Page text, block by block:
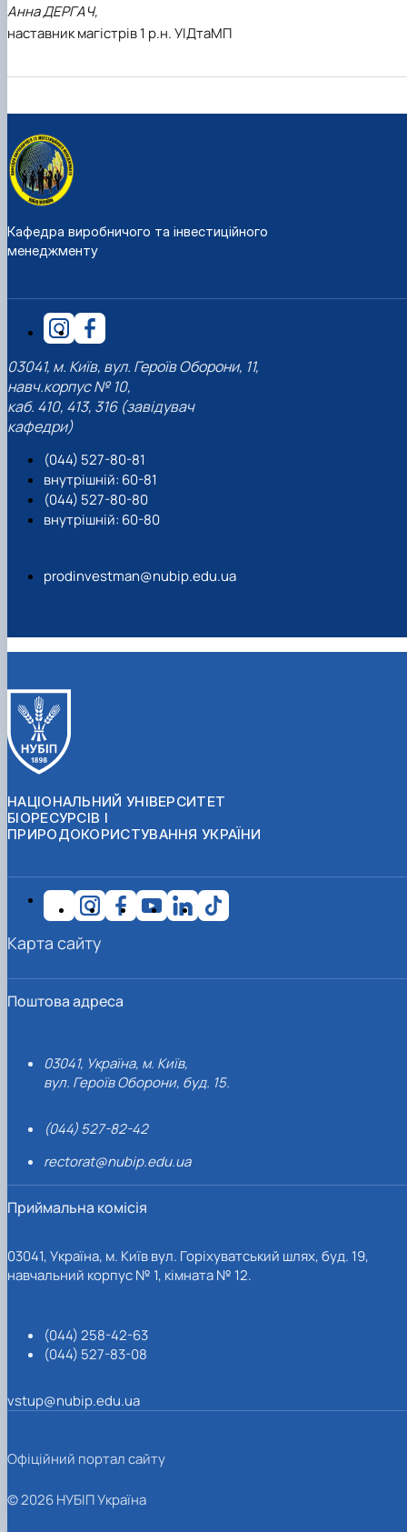
Анна ДЕРГАЧ,
наставник магістрів 1 р.н. УІДтаМП
Кафедра виробничого та інвестиційного
менеджменту
03041, м. Київ, вул. Героїв Оборони, 11,
навч.корпус № 10,
каб. 410, 413, 316 (завідувач
кафедри)
(044) 527-80-81
внутрішній: 60-81
(044) 527-80-80
внутрішній: 60-80
prodinvestman@nubip.edu.ua
НАЦІОНАЛЬНИЙ УНІВЕРСИТЕТ
БІОРЕСУРСІВ І
ПРИРОДОКОРИСТУВАННЯ УКРАЇНИ
Поштова адреса
03041, Україна, м. Київ,
вул. Героїв Оборони, буд. 15.
(044) 527-82-42
rectorat@nubip.edu.ua
Приймальна комісія
03041, Україна, м. Київ вул. Горіхуватський шлях, буд. 19,
навчальний корпус № 1, кімната № 12.
(044) 258-42-63
(044) 527-83-08
vstup@nubip.edu.ua
Карта сайту
Офіційний портал сайту
© 2026 НУБІП Україна